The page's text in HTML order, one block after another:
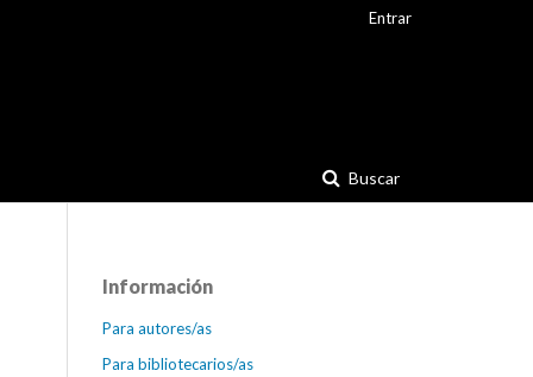
Buscar
Entrar
Información
Para autores/as
Para bibliotecarios/as